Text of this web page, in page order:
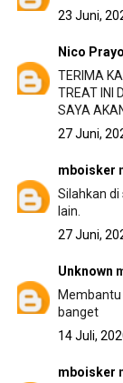
23 Juni,
Nico
TERIMA
TREAT INI
SAYA
27 Juni,
mboisker
Silahkan
lain.
27 Juni,
Unknown
banget
14 Juli,
mboisker